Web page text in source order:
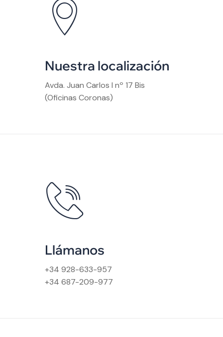
Nuestra localización
Avda. Juan Carlos I nº 17 Bis
(Oficinas Coronas)
Llámanos
+34 928-633-957
+34 687-209-977